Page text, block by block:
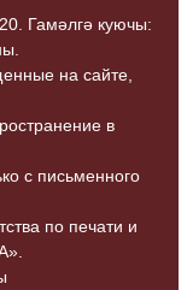
Гамәлгә куючы:
на сайте,
в
с письменного
по печати и